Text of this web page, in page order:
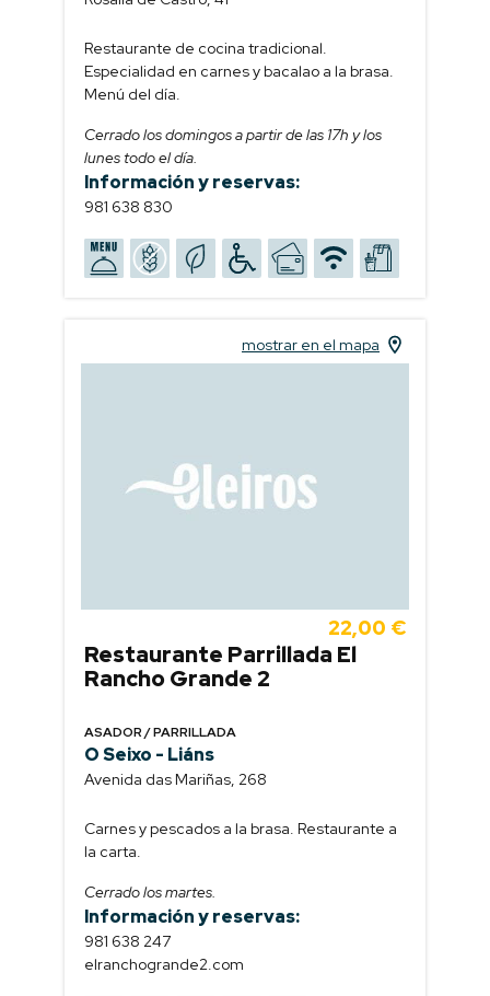
Restaurante de cocina tradicional.
Especialidad en carnes y bacalao a la brasa.
Menú del día.
Cerrado los domingos a partir de las 17h y los
lunes todo el día.
Información y reservas:
981 638 830
22,00 €
Restaurante Parrillada El
Rancho Grande 2
ASADOR / PARRILLADA
O Seixo - Liáns
Avenida das Mariñas, 268
Carnes y pescados a la brasa. Restaurante a
la carta.
Cerrado los martes.
Información y reservas:
981 638 247
elranchogrande2.com
mostrar en el mapa